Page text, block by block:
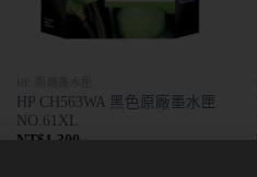
HP CH563WA 黑色原廠墨水匣
NO.61XL
NT$1,300